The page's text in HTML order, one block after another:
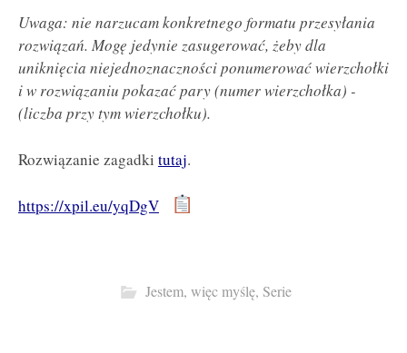
Uwaga: nie narzucam konkretnego formatu przesyłania
rozwiązań. Mogę jedynie zasugerować, żeby dla
uniknięcia niejednoznaczności ponumerować wierzchołki
i w rozwiązaniu pokazać pary (numer wierzchołka) -
(liczba przy tym wierzchołku).
Rozwiązanie zagadki tutaj.
https://xpil.eu/yqDgV
Jestem, więc myślę, Serie